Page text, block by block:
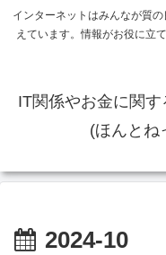
インターネットはみんなが質
えています。情報がお役に立
IT関係やお金に関
(ほんとね
2024-10